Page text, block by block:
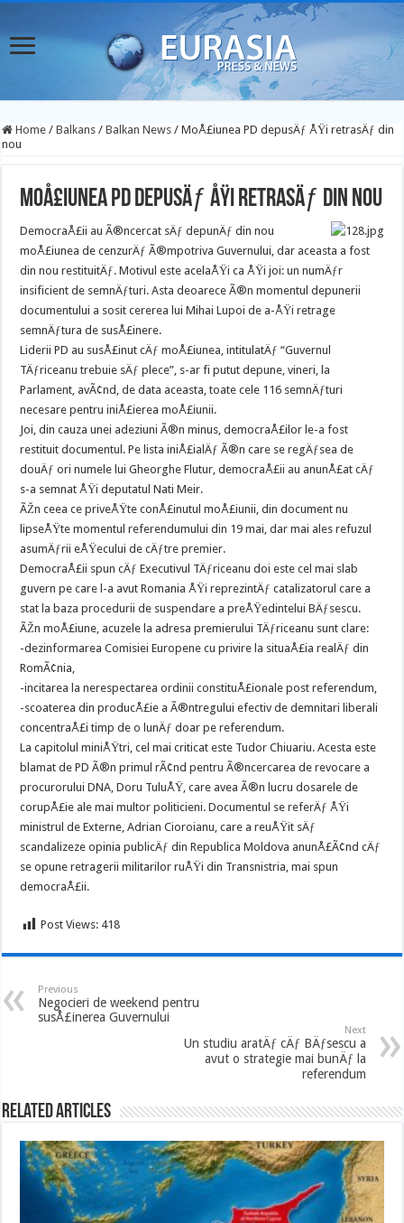
Home / Balkans / Balkan News / MoÅ£iunea PD depusÄƒ ÅŸi retrasÄƒ din
nou
MoÅ£iunea PD depusÄƒ ÅŸi retrasÄƒ din nou
DemocraÅ£ii au Ã®ncercat sÄƒ depunÄƒ din nou
moÅ£iunea de cenzurÄƒ Ã®mpotriva Guvernului, dar aceasta a fost
din nou restituitÄƒ. Motivul este acelaÅŸi ca ÅŸi joi: un numÄƒr
insificient de semnÄƒturi. Asta deoarece Ã®n momentul depunerii
documentului a sosit cererea lui Mihai Lupoi de a-ÅŸi retrage
semnÄƒtura de susÅ£inere.
Liderii PD au susÅ£inut cÄƒ moÅ£iunea, intitulatÄƒ “Guvernul
TÄƒriceanu trebuie sÄƒ plece”, s-ar fi putut depune, vineri, la
Parlament, avÃ¢nd, de data aceasta, toate cele 116 semnÄƒturi
necesare pentru iniÅ£ierea moÅ£iunii.
Joi, din cauza unei adeziuni Ã®n minus, democraÅ£ilor le-a fost
restituit documentul. Pe lista iniÅ£ialÄƒ Ã®n care se regÄƒsea de
douÄƒ ori numele lui Gheorghe Flutur, democraÅ£ii au anunÅ£at cÄƒ
s-a semnat ÅŸi deputatul Nati Meir.
ÃŽn ceea ce priveÅŸte conÅ£inutul moÅ£iunii, din document nu
lipseÅŸte momentul referendumului din 19 mai, dar mai ales refuzul
asumÄƒrii eÅŸecului de cÄƒtre premier.
DemocraÅ£ii spun cÄƒ Executivul TÄƒriceanu doi este cel mai slab
guvern pe care l-a avut Romania ÅŸi reprezintÄƒ catalizatorul care a
stat la baza procedurii de suspendare a preÅŸedintelui BÄƒsescu.
ÃŽn moÅ£iune, acuzele la adresa premierului TÄƒriceanu sunt clare:
-dezinformarea Comisiei Europene cu privire la situaÅ£ia realÄƒ din
RomÃ¢nia,
-incitarea la nerespectarea ordinii constituÅ£ionale post referendum,
-scoaterea din producÅ£ie a Ã®ntregului efectiv de demnitari liberali
concentraÅ£i timp de o lunÄƒ doar pe referendum.
La capitolul miniÅŸtri, cel mai criticat este Tudor Chiuariu. Acesta este
blamat de PD Ã®n primul rÃ¢nd pentru Ã®ncercarea de revocare a
procurorului DNA, Doru TuluÅŸ, care avea Ã®n lucru dosarele de
corupÅ£ie ale mai multor politicieni. Documentul se referÄƒ ÅŸi
ministrul de Externe, Adrian Cioroianu, care a reuÅŸit sÄƒ
scandalizeze opinia publicÄƒ din Republica Moldova anunÅ£Ã¢nd cÄƒ
se opune retragerii militarilor ruÅŸi din Transnistria, mai spun
democraÅ£ii.
Post Views: 418
Previous
Negocieri de weekend pentru
susÅ£inerea Guvernului
Next
Un studiu aratÄƒ cÄƒ BÄƒsescu a
avut o strategie mai bunÄƒ la
referendum
Related Articles